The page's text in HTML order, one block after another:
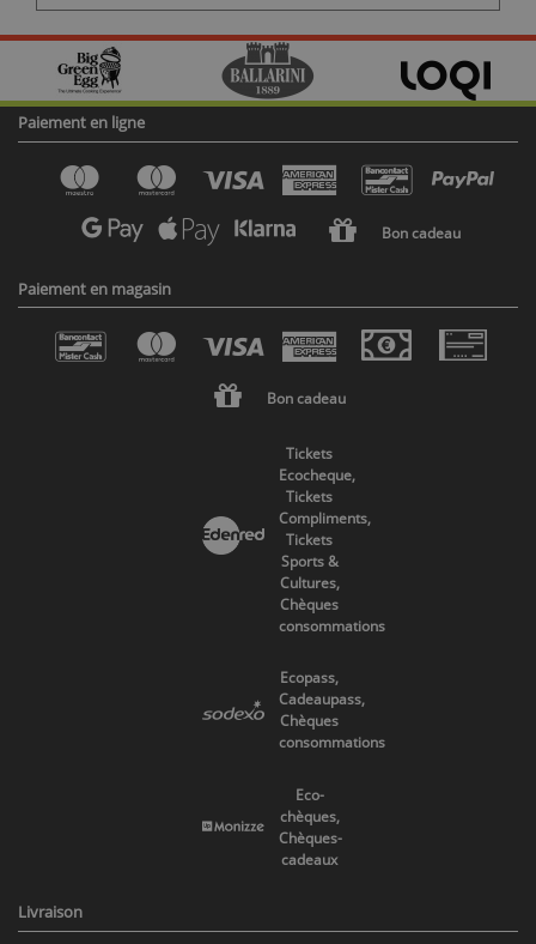
Paiement en ligne
Bon cadeau
Paiement en magasin
Bon cadeau
Tickets
Ecocheque,
Tickets
Compliments,
Tickets
Sports &
Cultures,
Chèques
consommations
Ecopass,
Cadeaupass,
Chèques
consommations
Eco-
chèques,
Chèques-
cadeaux
Livraison